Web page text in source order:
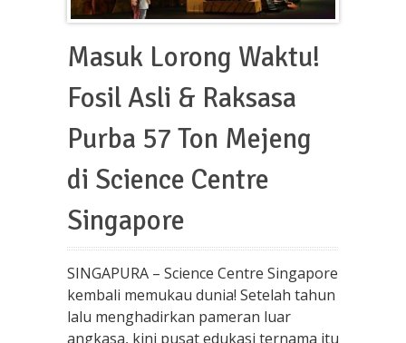
Masuk Lorong Waktu!
Fosil Asli & Raksasa
Purba 57 Ton Mejeng
di Science Centre
Singapore
SINGAPURA – Science Centre Singapore
kembali memukau dunia! Setelah tahun
lalu menghadirkan pameran luar
angkasa, kini pusat edukasi ternama itu